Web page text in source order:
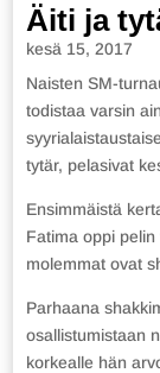
Äiti ja
kesä 15, 2017
Naisten SM-
todistaa varsin
tytär, pelasivat
Ensimmäistä
Fatima oppi
molemmat ovat
Parhaana
osallistumistaan
korkealle hän